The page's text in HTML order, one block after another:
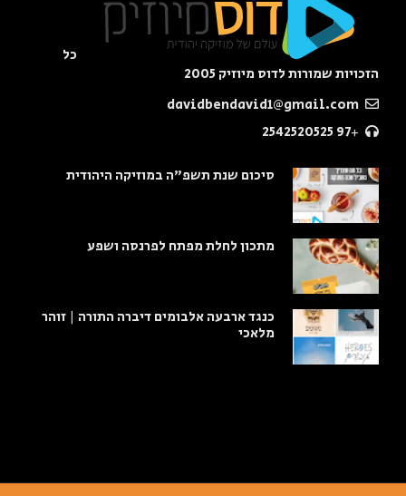
כל
הזכויות שמורות לדוס מיוזיק 2005
+97 2542520525
סיכום שנת תשפ"ה במוזיקה היהודית
מתכון לחלת מפתח לפרנסה ושפע
כנגד ארבעה אלבומים דיברה התורה | זוהר
מלאכי